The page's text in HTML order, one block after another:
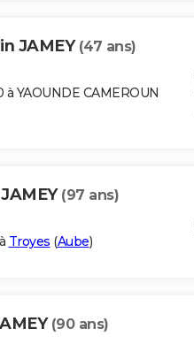
JAMEY (47 ans)
à YAOUNDE CAMEROUN
(97 ans)
Troyes (Aube)
(90 ans)